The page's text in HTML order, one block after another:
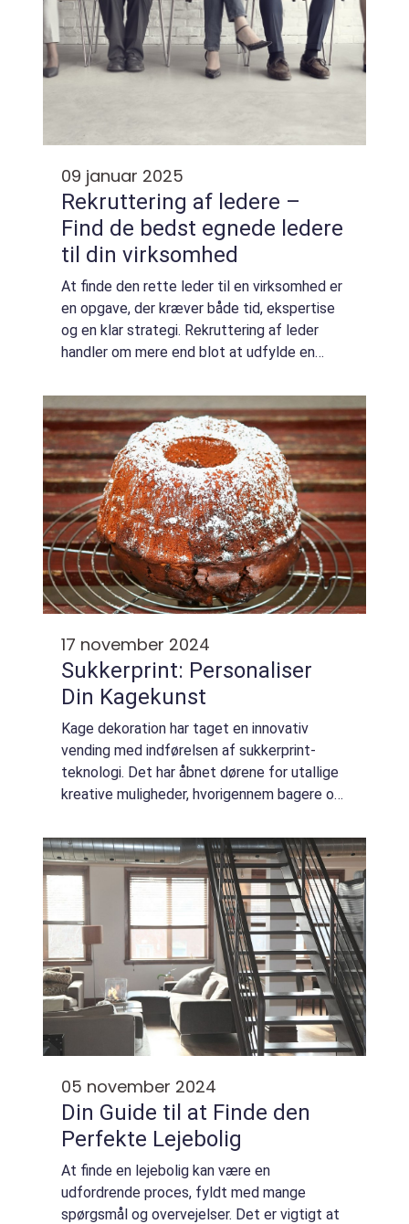
09 januar 2025
Rekruttering af ledere –
Find de bedst egnede ledere
til din virksomhed
At finde den rette leder til en virksomhed er
en opgave, der kræver både tid, ekspertise
og en klar strategi. Rekruttering af leder
handler om mere end blot at udfylde en
person, der kan skabe v&...
17 november 2024
Sukkerprint: Personaliser
Din Kagekunst
Kage dekoration har taget en innovativ
vending med indførelsen af sukkerprint-
teknologi. Det har åbnet dørene for utallige
kreative muligheder, hvorigennem bagere og
touch til deres...
05 november 2024
Din Guide til at Finde den
Perfekte Lejebolig
At finde en lejebolig kan være en
udfordrende proces, fyldt med mange
spørgsmål og overvejelser. Det er vigtigt at